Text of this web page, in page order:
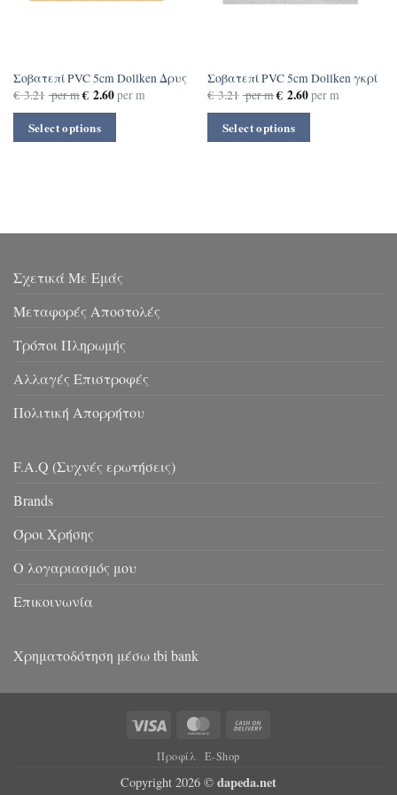
Σοβατεπί PVC 5cm Dollken Δρυς
€3.21 per m€2.60per m
Select options
Σοβατεπί PVC 5cm Dollken γκρί
€3.21 per m€2.60per m
Select options
Σχετικά Με Εμάς
Μεταφορές Αποστολές
Τρόποι Πληρωμής
Αλλαγές Επιστροφές
Πολιτική Απορρήτου
F.A.Q (Συχνές ερωτήσεις)
Brands
Όροι Χρήσης
Ο λογαριασμός μου
Επικοινωνία
Χρηματοδότηση μέσω tbi bank
Visa MasterCard
Προφίλ E-Shop
Copyright 2026 © dapeda.net